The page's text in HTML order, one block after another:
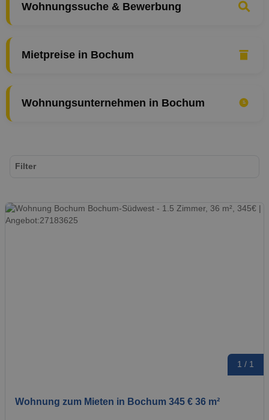
Wohnungssuche & Bewerbung
Mietpreise in Bochum
Wohnungsunternehmen in Bochum
1 / 1
Wohnung zum Mieten in Bochum 345 € 36 m²
Filter